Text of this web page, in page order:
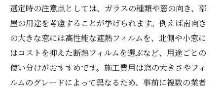
選定時の注意点としては、ガラスの種類や窓の向き、部
屋の用途を考慮することが挙げられます。例えば南向き
の大きな窓には高性能な遮熱フィルムを、北側や小窓に
はコストを抑えた断熱フィルムを選ぶなど、用途ごとの
使い分けがおすすめです。施工費用は窓の大きさやフィ
ルムのグレードによって異なるため、事前に複数の業者